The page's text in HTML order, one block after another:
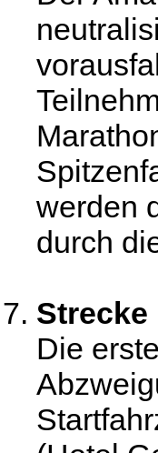
werden
durch
Strecke
Die